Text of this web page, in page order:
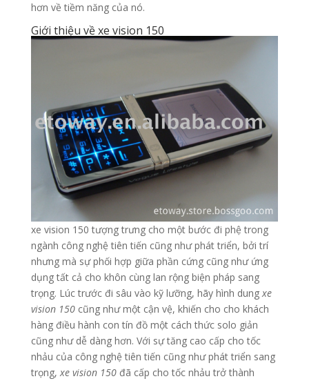
hơn về tiềm năng của nó.
Giới thiệu về xe vision 150
xe vision 150 tượng trưng cho một bước đi phệ trong
ngành công nghệ tiên tiến cũng như phát triển, bởi trí
nhưng mà sự phối hợp giữa phần cứng cũng như ứng
dụng tất cả cho khôn cùng lan rộng biện pháp sang
trọng. Lúc trước đi sâu vào kỹ lưỡng, hãy hình dungxe
vision 150cũng như một cận vệ, khiến cho cho khách
hàng điều hành con tín đồ một cách thức solo giản
cũng như dễ dàng hơn. Với sự tăng cao cấp cho tốc
nhảu của công nghệ tiên tiến cũng như phát triển sang
trọng,xe vision 150đã cấp cho tốc nhảu trở thành